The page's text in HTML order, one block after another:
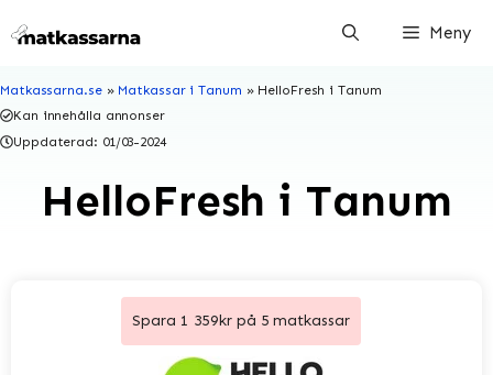
till
Meny
Matkassarna.se» Matkassar i Tanum » HelloFresh i Tanum
Kan innehålla annonser
Uppdaterad: 01/03-2024
HelloFresh i Tanum
Spara 1 359kr på 5 matkassar